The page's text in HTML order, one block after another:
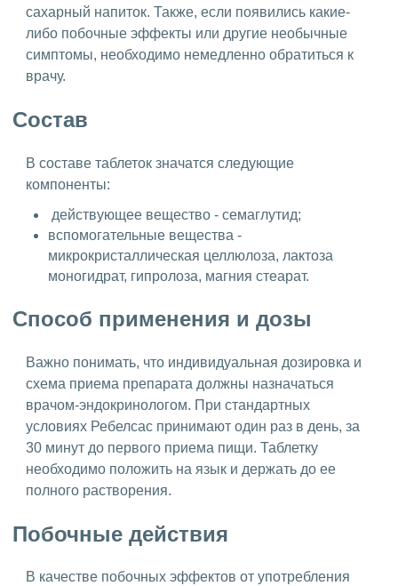
сахарный напиток. Также, если появились какие-
либо побочные эффекты или другие необычные
симптомы, необходимо немедленно обратиться к
врачу.
Состав
В составе таблеток значатся следующие
компоненты:
действующее вещество - семаглутид;
вспомогательные вещества -
микрокристаллическая целлюлоза, лактоза
моногидрат, гипролоза, магния стеарат.
Способ применения и дозы
Важно понимать, что индивидуальная дозировка и
схема приема препарата должны назначаться
врачом-эндокринологом. При стандартных
условиях Ребелсас принимают один раз в день, за
30 минут до первого приема пищи. Таблетку
необходимо положить на язык и держать до ее
полного растворения.
Побочные действия
В качестве побочных эффектов от употребления